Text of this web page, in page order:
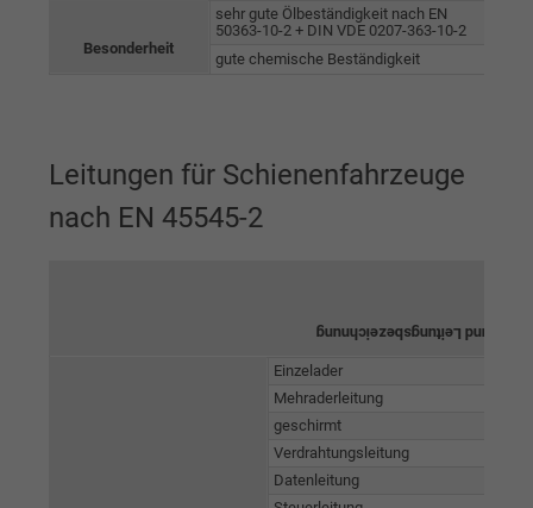
Besonderheit
sehr gute Ölbeständigkeit nach EN
50363-10-2 + DIN VDE 0207-363-10-2
gute chemische Beständigkeit
Leitungen für Schienenfahrzeuge
nach EN 45545-2
Kabel- und
Einzelader
Mehraderleitung
geschirmt
Verdrahtungsleitung
Datenleitung